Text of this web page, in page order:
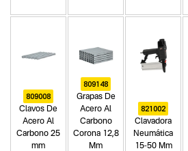
809008
Clavos De
Acero Al
Carbono 25
mm
809148
Grapas De
Acero Al
Carbono
Corona 12,8
Mm
821002
Clavadora
Neumática
15-50 Mm